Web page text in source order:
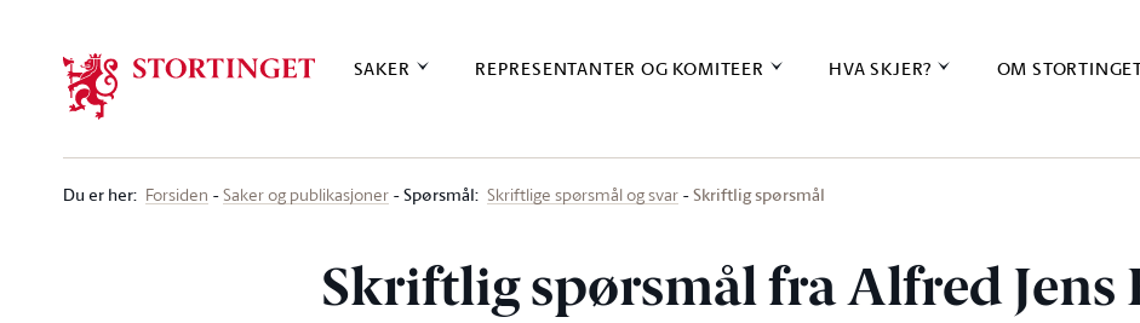
SAKER REPRESENTANTER OG KOMITEER HVA SKJER? OM
Du er her: Forsiden Saker og publikasjoner Spørsmål: Skriftlige spørsmål og svar Skriftlig spørsmål
Skriftlig spørsmål fra Alfred Jens